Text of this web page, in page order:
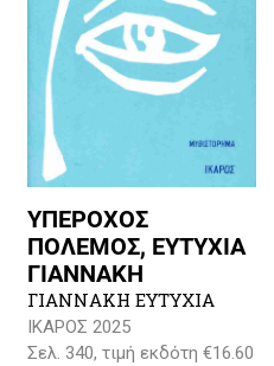
ΥΠΕΡΟΧΟΣ
ΠΟΛΕΜΟΣ, ΕΥΤΥΧΙΑ
ΓΙΑΝΝΑΚΗ
ΓΙΑΝΝΑΚΗ ΕΥΤΥΧΙΑ
ΙΚΑΡΟΣ 2025
Σελ. 340, τιμή εκδότη €16.60